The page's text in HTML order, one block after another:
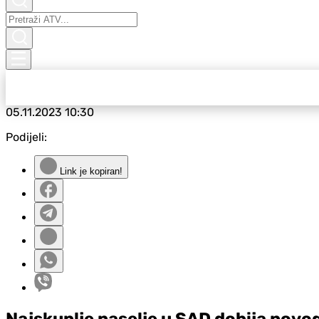
05.11.202310:30
Podijeli:
Link je kopiran!